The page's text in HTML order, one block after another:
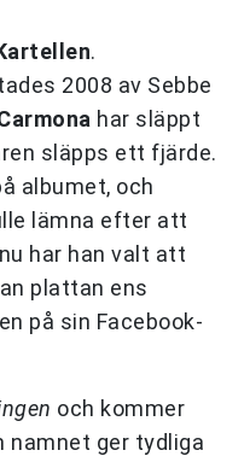
.
2008 av Sebbe
har släppt
släpps ett fjärde.
albumet, och
lämna efter att
har han valt att
plattan ens
på sin Facebook-
och kommer
namnet ger tydliga